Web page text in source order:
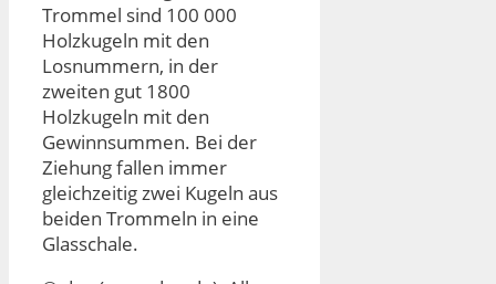
Trommel sind 100 000
Holzkugeln mit den
Losnummern, in der
zweiten gut 1800
Holzkugeln mit den
Gewinnsummen. Bei der
Ziehung fallen immer
gleichzeitig zwei Kugeln aus
beiden Trommeln in eine
Glasschale.